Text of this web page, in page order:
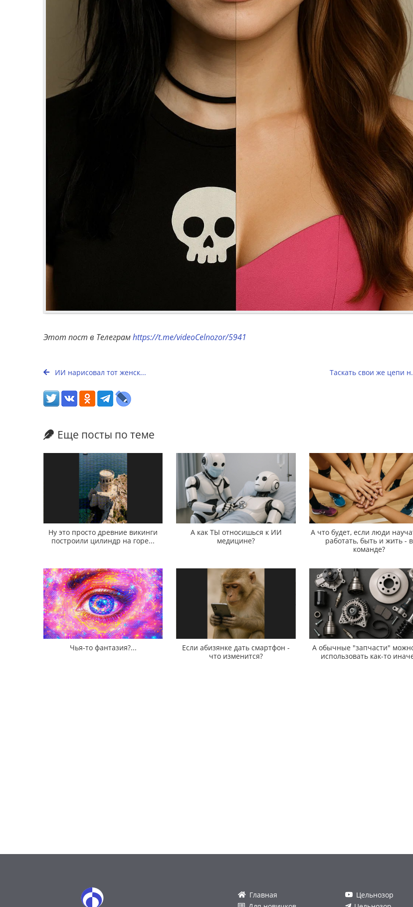
Этот пост в Телеграмhttps://t.me/videoCelnozor/5941
ИИ нарисовал тот женск... Таскать свои же цепи
Еще посты по теме
Ну это просто древние викинги
построили цилиндр на горе...
А как ТЫ относишься к ИИ
медицине?
А что будет, если люди
работать, быть и жить - в
команде?
Чья-то фантазия?...
Если абизянке дать смартфон -
что изменится?
А обычные "запчасти"
использовать как-то
Главная
Цельнозор